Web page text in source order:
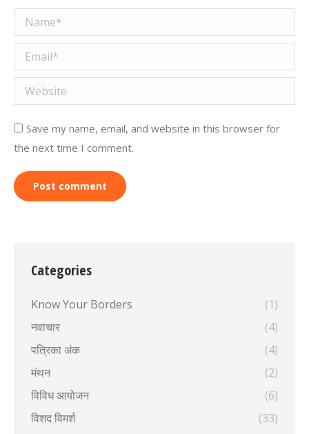
Name *
Email *
Website
Save my name, email, and website in this browser for
the next time I comment.
Post comment
Categories
Know Your Borders
(1)
नवाचार
(4)
पत्रिका अंक
(4)
मंथन
(2)
विविध आयोजन
(6)
विशद विमर्श
(33)